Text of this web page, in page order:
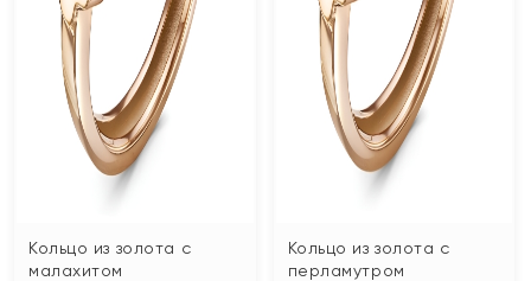
Кольцо из золота с
малахитом
Кольцо из золота с
перламутром